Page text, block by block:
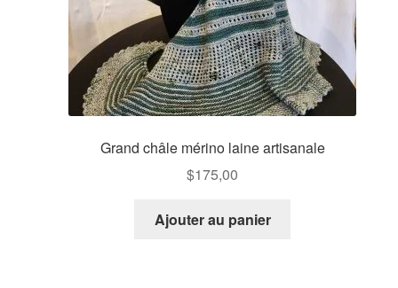
Grand châle mérino laine artisanale
$175,00
Ajouter au panier